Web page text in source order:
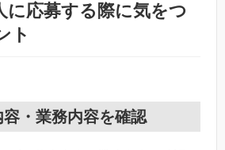
に応募する際に気をつ
ト
・業務内容を確認